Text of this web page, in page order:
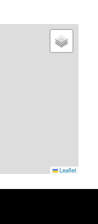
Leaflet